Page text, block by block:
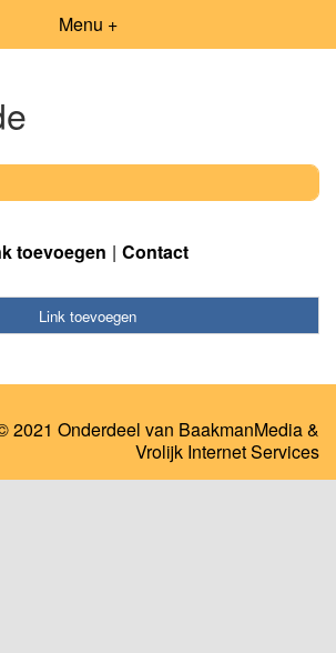
Menu +
toevoegen Contact
Link toevoegen
2021 Onderdeel van BaakmanMedia&
Vrolijk Internet Services